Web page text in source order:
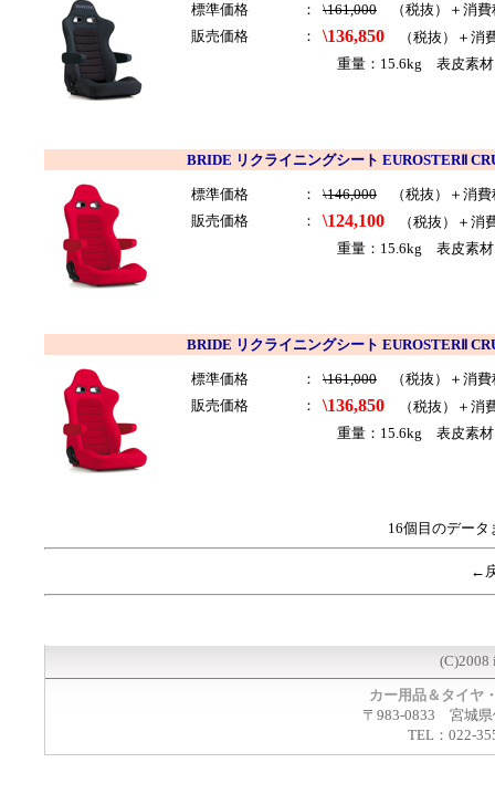
標準価格 ： \161,000 （税抜）＋消費
販売価格
： \136,850 （税抜）＋消
重量：15.6kg 表皮素材
BRIDE リクライニングシート EUROSTERⅡ
標準価格 ： \146,000 （税抜）＋消費
販売価格
： \124,100 （税抜）＋消
重量：15.6kg 表皮素
BRIDE リクライニングシート EUROSTERⅡ
標準価格 ： \161,000 （税抜）＋消費
販売価格
： \136,850 （税抜）＋消
重量：15.6kg 表皮素材
16個目のデータ
←
(C)2008
カー用品＆タイヤ
〒983-0833 宮城県
TEL：022-